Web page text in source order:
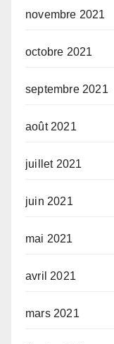
novembre 2021
octobre 2021
septembre 2021
août 2021
juillet 2021
juin 2021
mai 2021
avril 2021
mars 2021